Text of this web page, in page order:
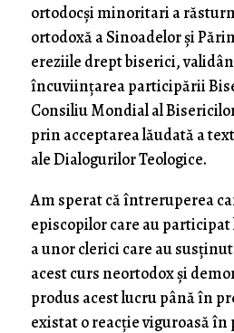
ortodocși minoritari a
ortodoxă a Sinoadelor și
ereziile drept biserici,
încuviințarea participării
Consiliu Mondial al
prin acceptarea lăudată a
ale Dialogurilor Teologice.
Am sperat că întreruperea
episcopilor care au participat
a unor clerici care au
acest curs neortodox și
produs acest lucru până în
existat o reacție viguroasă